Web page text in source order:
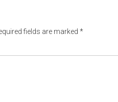
fields are marked *